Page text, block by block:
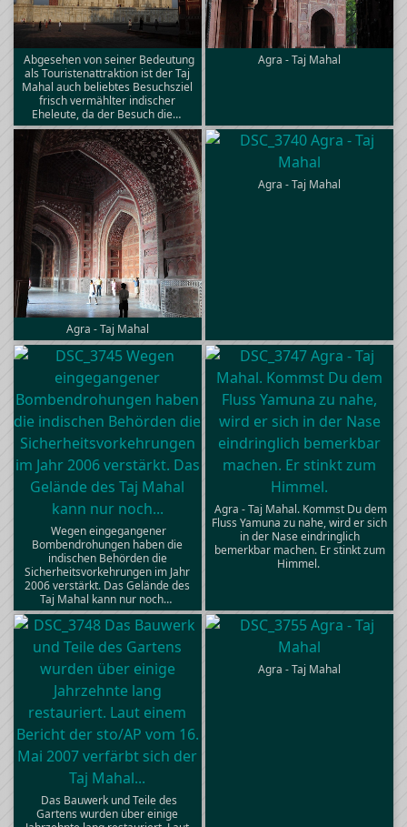
Abgesehen von seiner Bedeutung
als Touristenattraktion ist der Taj
Mahal auch beliebtes Besuchsziel
frisch vermählter indischer
Eheleute, da der Besuch die…
Agra - Taj Mahal
Agra - Taj Mahal
Agra - Taj Mahal
Wegen eingegangener
Bombendrohungen haben die
indischen Behörden die
Sicherheitsvorkehrungen im Jahr
2006 verstärkt. Das Gelände des
Taj Mahal kann nur noch…
Agra - Taj Mahal. Kommst Du dem
Fluss Yamuna zu nahe, wird er sich
in der Nase eindringlich
bemerkbar machen. Er stinkt zum
Himmel.
Das Bauwerk und Teile des
Gartens wurden über einige
Agra - Taj Mahal